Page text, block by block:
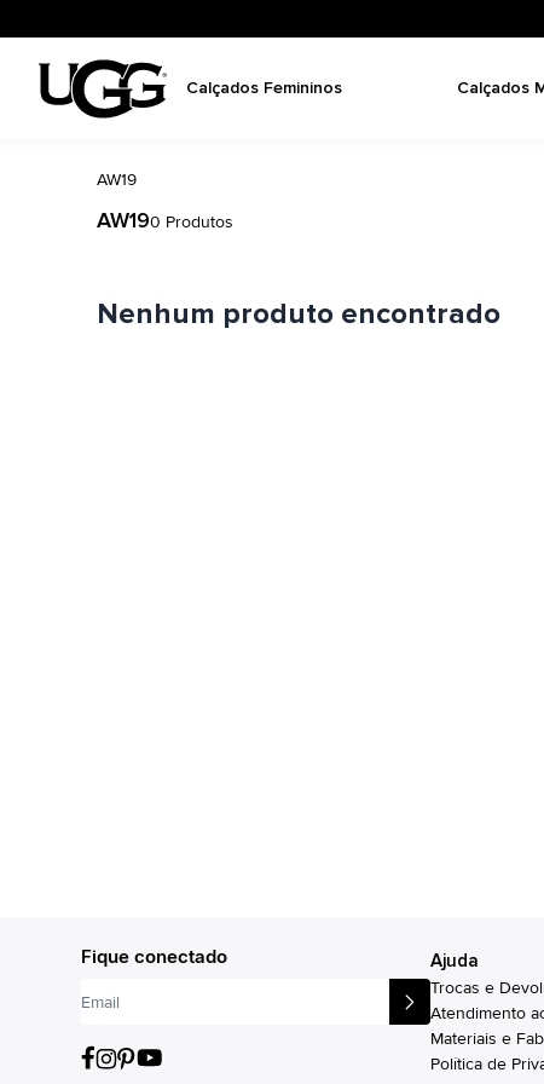
Calçados Femininos Calçados
AW19
AW190 Produtos
Nenhum produto encontrado
Fique conectado Ajuda
Trocas e
Atendimento
Materiais e
Política de